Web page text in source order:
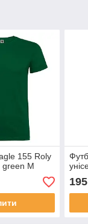
155 Roly
green M